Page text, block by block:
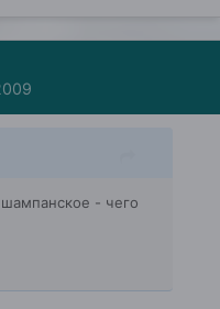
шампанское - чего